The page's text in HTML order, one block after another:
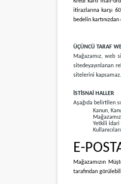
itirazlarına karşı
bedelin
ÜÇÜNCÜ TARAF
Mağazamız, web
sitedeyayınlanan
sitelerini kapsamaz.
İSTİSNAİ HALLER
Aşağıda belirtilen
Kanun,
Yetkili idari
E-
Mağazamızın
tarafından